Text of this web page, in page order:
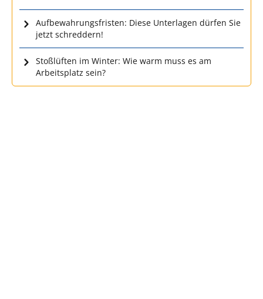
Aufbewahrungsfristen: Diese Unterlagen dürfen Sie
jetzt schreddern!
Stoßlüften im Winter: Wie warm muss es am
Arbeitsplatz sein?